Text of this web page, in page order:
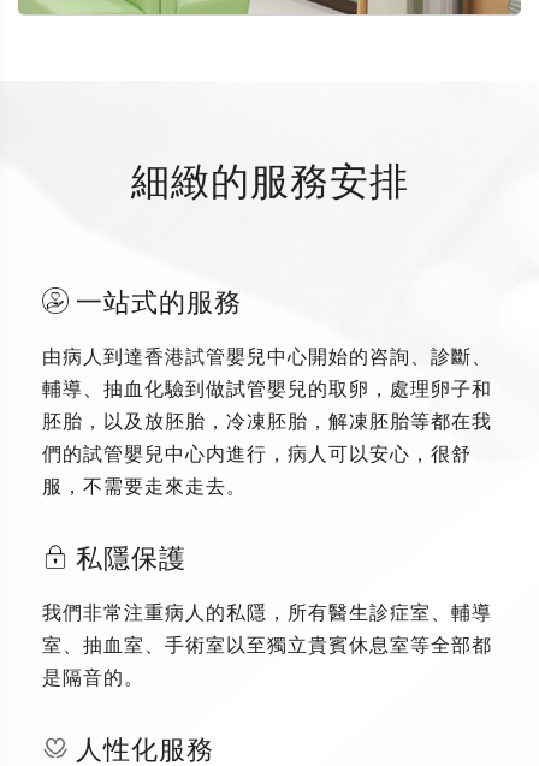
細緻的服務安排
一站式的服務
由病人到達香港試管嬰兒中心開始的咨詢、診斷、
輔導、抽血化驗到做試管嬰兒的取卵，處理卵子和
胚胎，以及放胚胎，冷凍胚胎，解凍胚胎等都在我
們的試管嬰兒中心内進行，病人可以安心，很舒
服，不需要走來走去。
私隱保護
我們非常注重病人的私隱，所有醫生診症室、輔導
室、抽血室、手術室以至獨立貴賓休息室等全部都
是隔音的。
人性化服務